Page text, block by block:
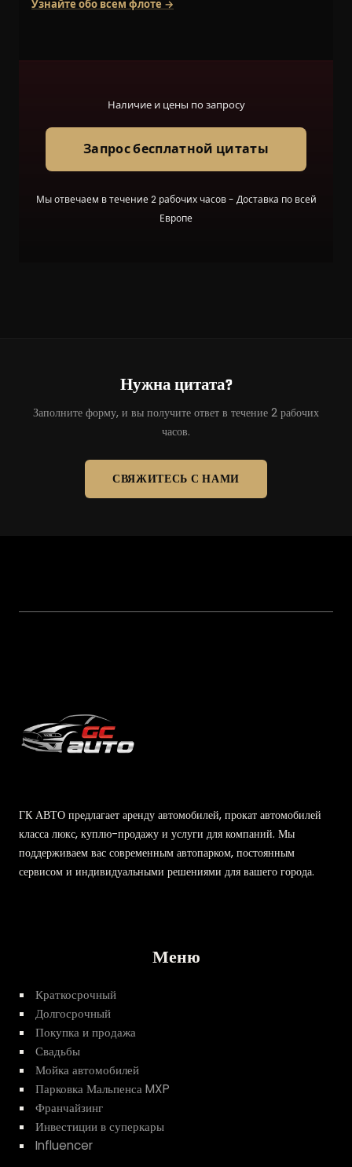
Узнайте обо всем флоте →
Наличие и цены по запросу
Запрос бесплатной цитаты
Мы отвечаем в течение 2 рабочих часов - Доставка по всей
Европе
Нужна цитата?
Заполните форму, и вы получите ответ в течение 2 рабочих
часов.
СВЯЖИТЕСЬ С НАМИ
ГК АВТО предлагает аренду автомобилей, прокат автомобилей
класса люкс, куплю-продажу и услуги для компаний. Мы
поддерживаем вас современным автопарком, постоянным
сервисом и индивидуальными решениями для вашего города.
Меню
Краткосрочный
Долгосрочный
Покупка и продажа
Свадьбы
Мойка автомобилей
Парковка Мальпенса MXP
Франчайзинг
Инвестиции в суперкары
Influencer